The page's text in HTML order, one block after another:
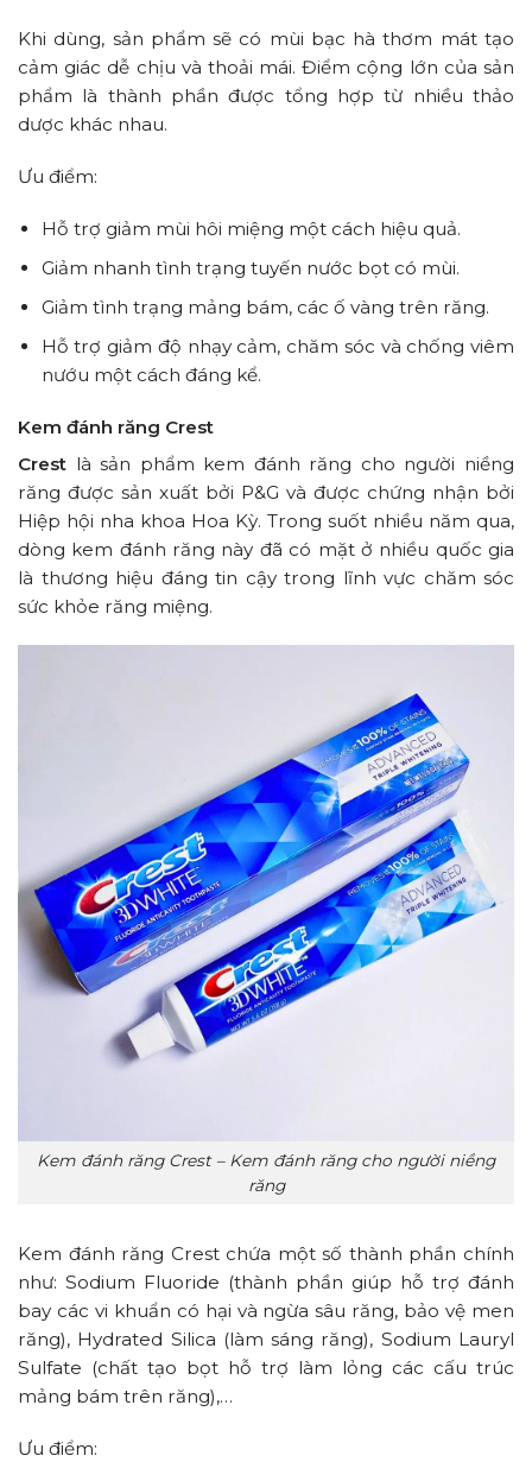
Khi dùng, sản phẩm sẽ có mùi bạc hà thơm mát tạo
cảm giác dễ chịu và thoải mái. Điểm cộng lớn của sản
phẩm là thành phần được tổng hợp từ nhiều thảo
dược khác nhau.
Ưu điểm:
Hỗ trợ giảm mùi hôi miệng một cách hiệu quả.
Giảm nhanh tình trạng tuyến nước bọt có mùi.
Giảm tình trạng mảng bám, các ố vàng trên răng.
Hỗ trợ giảm độ nhạy cảm, chăm sóc và chống viêm
nướu một cách đáng kể.
Kem đánh răng Crest
Crest là sản phẩm kem đánh răng cho người niềng
răng được sản xuất bởi P&G và được chứng nhận bởi
Hiệp hội nha khoa Hoa Kỳ. Trong suốt nhiều năm qua,
dòng kem đánh răng này đã có mặt ở nhiều quốc gia
là thương hiệu đáng tin cậy trong lĩnh vực chăm sóc
sức khỏe răng miệng.
Kem đánh răng Crest – Kem đánh răng cho người niềng
răng
Kem đánh răng Crest chứa một số thành phần chính
như: Sodium Fluoride (thành phần giúp hỗ trợ đánh
bay các vi khuẩn có hại và ngừa sâu răng, bảo vệ men
răng), Hydrated Silica (làm sáng răng), Sodium Lauryl
Sulfate (chất tạo bọt hỗ trợ làm lỏng các cấu trúc
mảng bám trên răng),…
Ưu điểm: